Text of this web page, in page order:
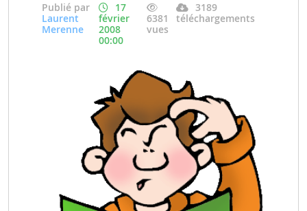
Publié par
Laurent
Merenne
17
février
2008
00:00
6381
vues
3189
téléchargements